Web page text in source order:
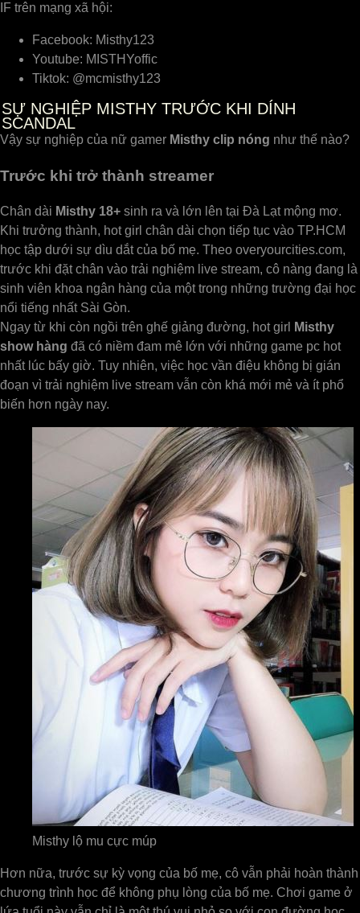
IF trên mạng xã hội:
Facebook: Misthy123
Youtube: MISTHYoffic
Tiktok: @mcmisthy123
SỰ NGHIỆP MISTHY TRƯỚC KHI DÍNH
SCANDAL
Vậy sự nghiệp của nữ gamer Misthy clip nóng như thế nào?
Trước khi trở thành streamer
Chân dài Misthy 18+ sinh ra và lớn lên tại Đà Lạt mộng mơ.
Khi trưởng thành, hot girl chân dài chọn tiếp tục vào TP.HCM
học tập dưới sự dìu dắt của bố mẹ. Theo overyourcities.com,
trước khi đặt chân vào trải nghiệm live stream, cô nàng đang là
sinh viên khoa ngân hàng của một trong những trường đại học
nổi tiếng nhất Sài Gòn.
Ngay từ khi còn ngồi trên ghế giảng đường, hot girl
Misthy
show hàng đã có niềm đam mê lớn với những game pc hot
nhất lúc bấy giờ. Tuy nhiên, việc học vần điệu không bị gián
đoạn vì trải nghiệm live stream vẫn còn khá mới mẻ và ít phổ
biến hơn ngày nay.
Misthy lộ mu cực múp
Hơn nữa, trước sự kỳ vọng của bố mẹ, cô vẫn phải hoàn thành
chương trình học để không phụ lòng của bố mẹ. Chơi game ở